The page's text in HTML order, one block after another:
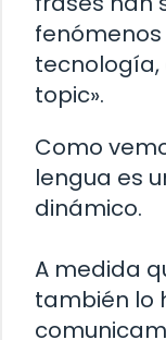
tecnología,
topic».
Como
lengua es
dinámico.
A medida
también lo